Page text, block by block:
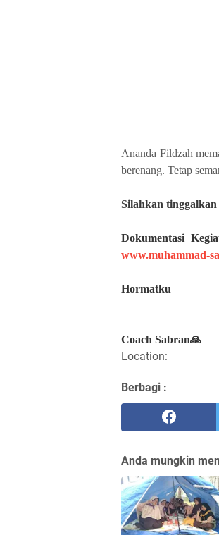
Ananda Fildzah
berenang. Tetap
Silahkan tinggalkan
Dokumentasi
www.muhammad-
Hormatku
Coach Sabran🙏
Location:
Berbagi :
Anda mungkin